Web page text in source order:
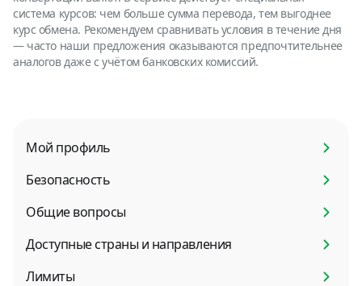
система курсов: чем больше сумма перевода, тем выгоднее
курс обмена. Рекомендуем сравнивать условия в течение дня
— часто наши предложения оказываются предпочтительнее
аналогов даже с учётом банковских комиссий.
Мой профиль
Безопасность
Общие вопросы
Доступные страны и направления
Лимиты